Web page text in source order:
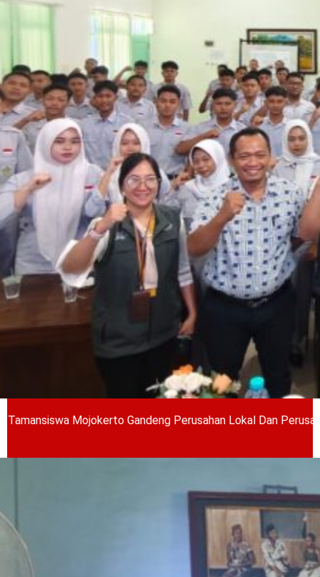
Gandeng Perusahan Lokal Dan Perusahaan Jepang